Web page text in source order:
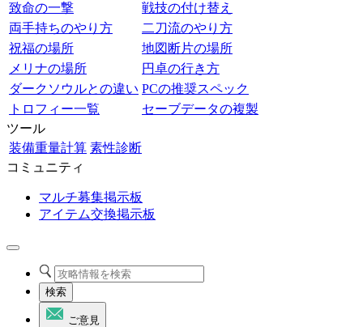
致命の一撃
戦技の付け替え
両手持ちのやり方
二刀流のやり方
祝福の場所
地図断片の場所
メリナの場所
円卓の行き方
ダークソウルとの違い PCの推奨スペック
トロフィー一覧
セーブデータの複製
ツール
装備重量計算 素性診断
コミュニティ
マルチ募集掲示板
アイテム交換掲示板
検索
ご意見